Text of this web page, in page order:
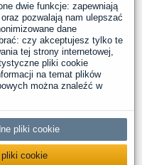
dwie funkcje: zapewniają
pozwalają nam ulepszać
dane
czy akceptujesz tylko te
tej strony internetowej,
pliki cookie
na temat plików
można znaleźć w
pliki cookie
cookie